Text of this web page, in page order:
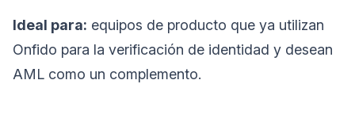
Ideal para: equipos de producto que ya utilizan
Onfido para la verificación de identidad y desean
AML como un complemento.